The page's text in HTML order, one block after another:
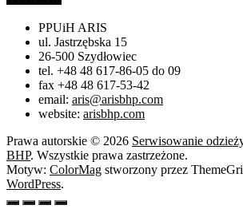
PPUiH ARIS
ul. Jastrzębska 15
26-500 Szydłowiec
tel. +48 48 617-86-05 do 09
fax +48 48 617-53-42
email: aris@arisbhp.com
website: arisbhp.com
Prawa autorskie © 2026 Serwisowanie
BHP. Wszystkie prawa zastrzeżone.
Motyw: ColorMag stworzony przez
WordPress.